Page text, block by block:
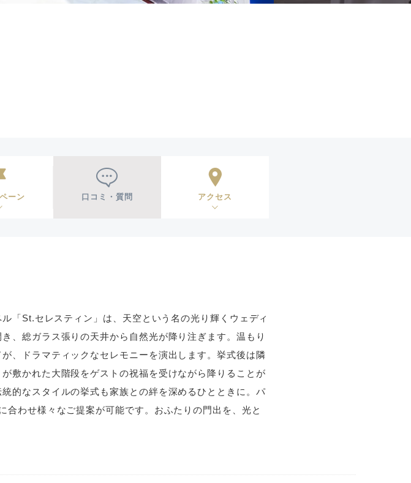
ーン 口コミ・質問 アクセス
「St.セレスティン」は、天空という名の光り輝くウェディ
、総ガラス張りの天井から自然光が降り注ぎます。温もり
、ドラマティックなセレモニーを演出します。挙式後は隣
敷かれた大階段をゲストの祝福を受けながら降りることが
的なスタイルの挙式も家族との絆を深めるひとときに。パ
わせ様々なご提案が可能です。おふたりの門出を、光と